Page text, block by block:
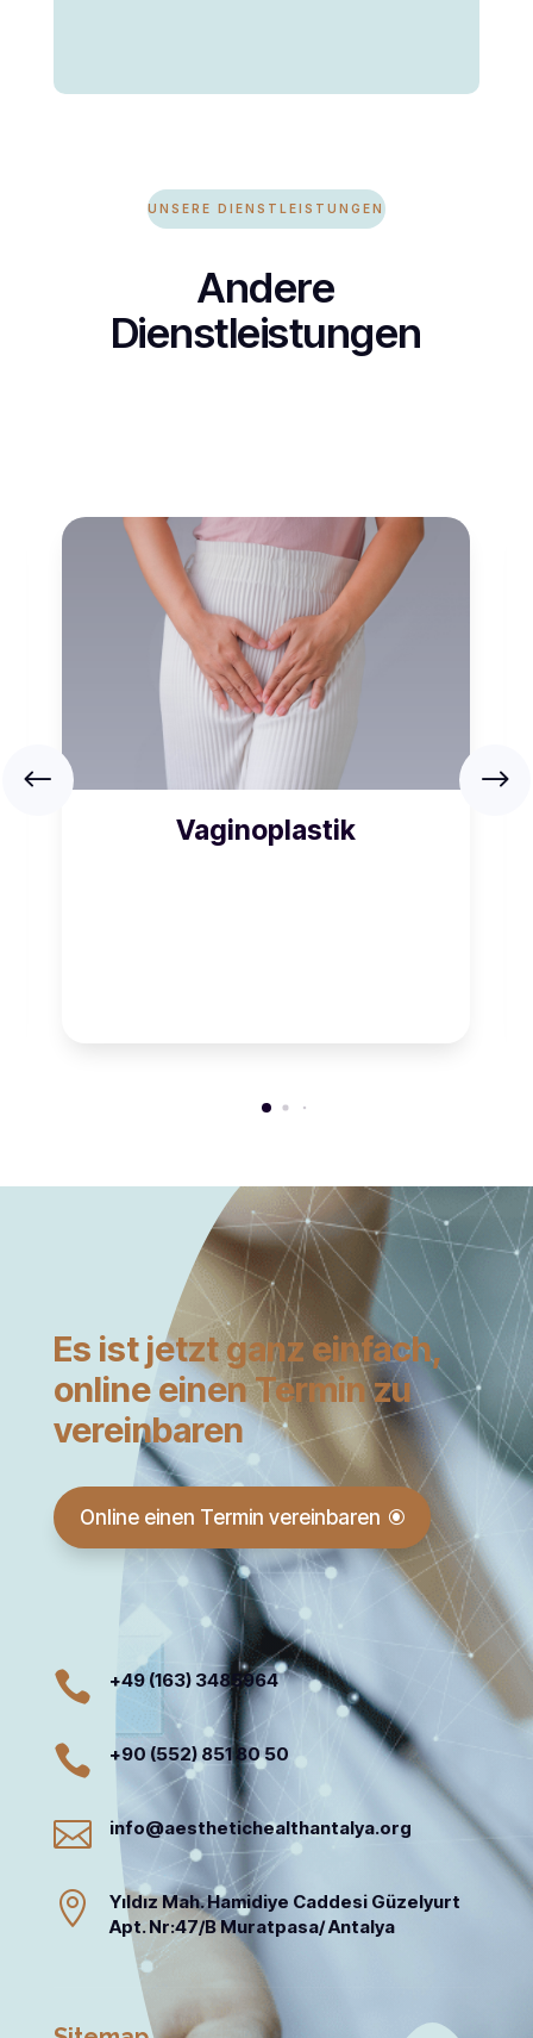
UNSERE DIENSTLEISTUNGEN
Andere
Dienstleistungen
Vaginoplastik
Es ist jetzt ganz einfach,
online einen Termin zu
vereinbaren
Online einen Termin vereinbaren
 +49 (163) 3485964
 +90 (552) 851 80 50
 info@aesthetichealthantalya.org

Yıldız Mah. Hamidiye Caddesi Güzelyurt
Apt. Nr:47/B Muratpasa/ Antalya